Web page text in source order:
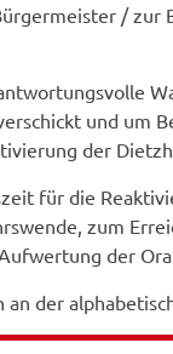
/ zur
und um
der
für die
zum
der
der